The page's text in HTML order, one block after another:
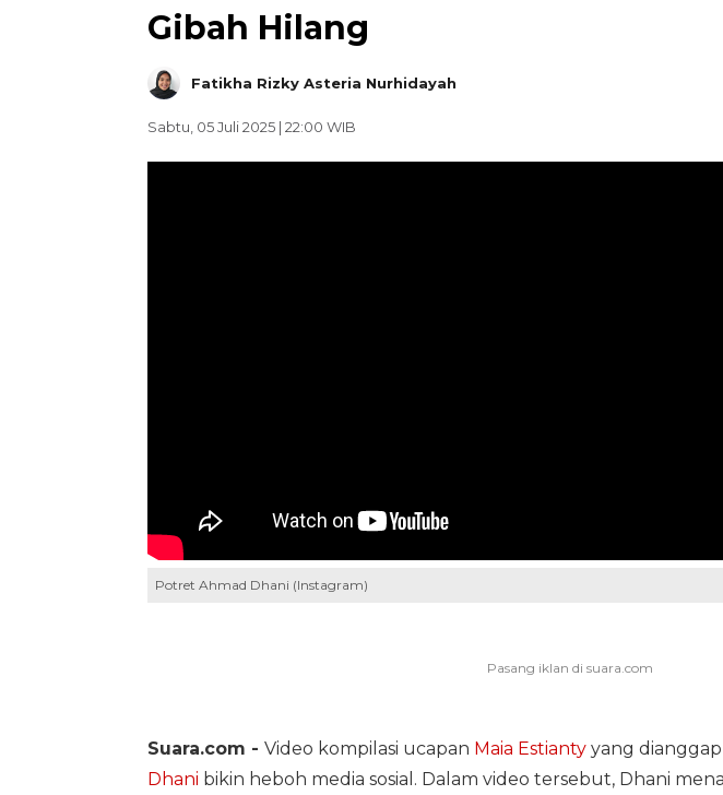
Gibah Hilang
Fatikha Rizky Asteria Nurhidayah
Sabtu, 05 Juli 2025 | 22:00 WIB
Potret Ahmad Dhani (Instagram)
Suara.com - Video kompilasi ucapan Maia Estiantyyang
Dhani bikin heboh media sosial. Dalam video tersebut, Dhani